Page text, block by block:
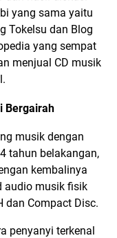
yang sama yaitu
Tokelsu dan Blog
yang sempat
menjual CD musik
Bergairah
musik dengan
tahun belakangan,
kembalinya
audio musik fisik
dan Compact Disc.
penyanyi terkenal